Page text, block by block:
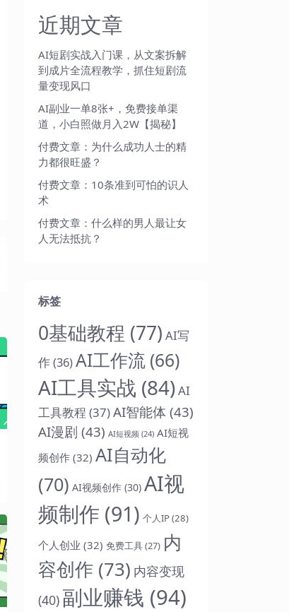
近期文章
AI短剧实战入门课，从文案拆解
到成片全流程教学，抓住短剧流
量变现风口
AI副业一单8张+，免费接单渠
道，小白照做月入2W【揭秘】
付费文章：为什么成功人士的精
力都很旺盛？
付费文章：10条准到可怕的识人
术
付费文章：什么样的男人最让女
人无法抵抗？
标签
0基础教程 (77) AI写
作(36)AI工作流 (66)
AI工具实战 (84)AI
工具教程 (37)AI智能体 (43)
AI漫剧 (43) AI短视频 (24) AI短视
频创作 (32) AI自动化
(70) AI视频创作 (30) AI视
频制作 (91) 个人IP(28)
个人创业 (32) 免费工具(27) 内
容创作 (73) 内容变现
(40) 副业赚钱 (94)